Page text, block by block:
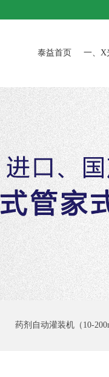
泰益首页 一、X
药剂自动灌装机（10-